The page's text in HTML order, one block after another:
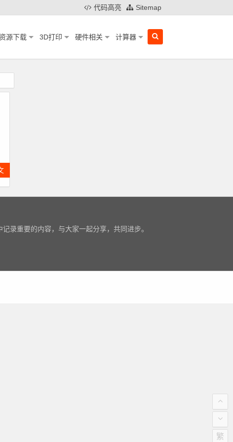
代码高亮 Sitemap
源下载 3D打印 硬件相关 计算器
录重要的内容，与大家一起分享，共同进步。
繁